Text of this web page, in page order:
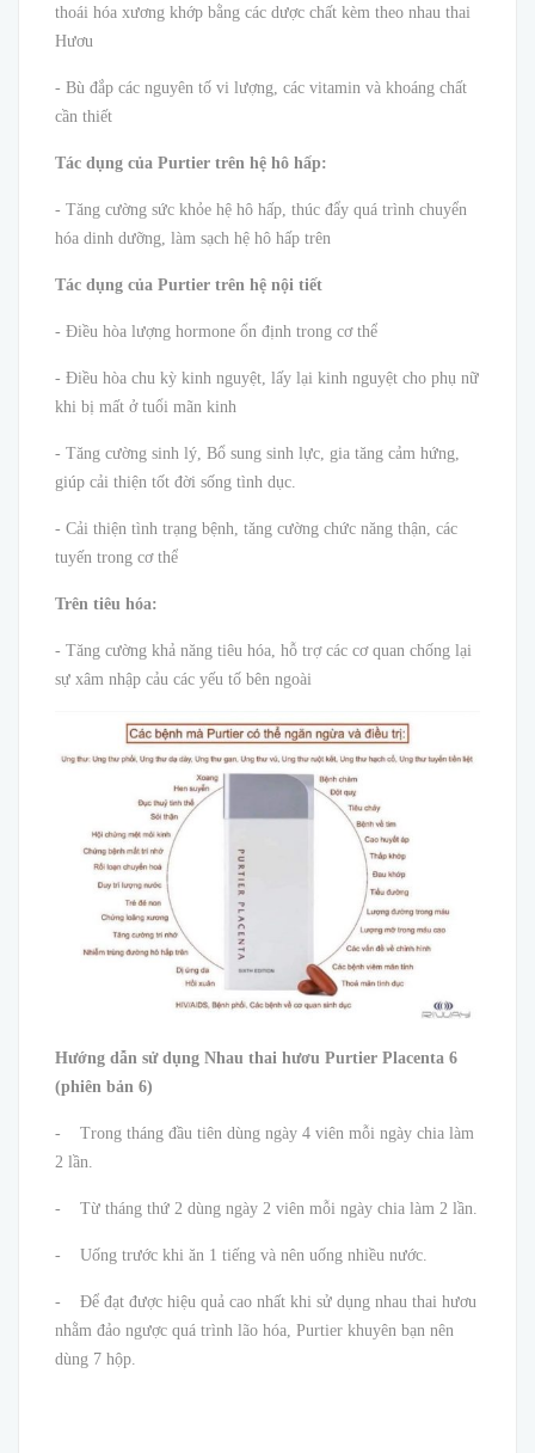
thoái hóa xương khớp bằng các dược chất kèm theo nhau thai
Hươu
- Bù đắp các nguyên tố vi lượng, các vitamin và khoáng chất
cần thiết
Tác dụng của Purtier trên hệ hô hấp:
- Tăng cường sức khỏe hệ hô hấp, thúc đẩy quá trình chuyển
hóa dinh dưỡng, làm sạch hệ hô hấp trên
Tác dụng của Purtier trên hệ nội tiết
- Điều hòa lượng hormone ổn định trong cơ thể
- Điều hòa chu kỳ kinh nguyệt, lấy lại kinh nguyệt cho phụ nữ
khi bị mất ở tuổi mãn kinh
- Tăng cường sinh lý, Bổ sung sinh lực, gia tăng cảm hứng,
giúp cải thiện tốt đời sống tình dục.
- Cải thiện tình trạng bệnh, tăng cường chức năng thận, các
tuyến trong cơ thể
Trên tiêu hóa:
- Tăng cường khả năng tiêu hóa, hỗ trợ các cơ quan chống lại
sự xâm nhập cảu các yếu tố bên ngoài
Hướng dẫn sử dụng Nhau thai hươu Purtier Placenta 6
(phiên bản 6)
- Trong tháng đầu tiên dùng ngày 4 viên mỗi ngày chia làm
2 lần.
- Từ tháng thứ 2 dùng ngày 2 viên mỗi ngày chia làm 2 lần.
- Uống trước khi ăn 1 tiếng và nên uống nhiều nước.
- Để đạt được hiệu quả cao nhất khi sử dụng nhau thai hươu
nhằm đảo ngược quá trình lão hóa, Purtier khuyên bạn nên
dùng 7 hộp.